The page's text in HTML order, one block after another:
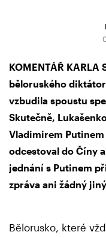
KOMENTÁŘ KARLA
běloruského
vzbudila spoustu
Skutečně,
Vladimirem Putinem
odcestoval do Číny
jednání s Putinem
zpráva ani žádný
Bělorusko, které